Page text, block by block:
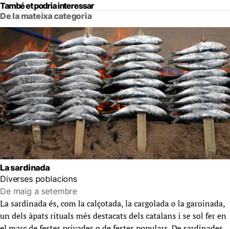
També et podria interessar
De la mateixa categoria
La sardinada
Diverses poblacions
De maig a setembre
La sardinada és, com la calçotada, la cargolada o la garoinada,
un dels àpats rituals més destacats dels catalans i se sol fer en